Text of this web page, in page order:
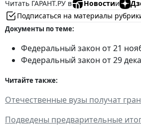
Читать ГАРАНТ.РУ в
Новостии
Подписаться на материалы
Документы по теме:
Федеральный закон от 21
Федеральный закон от 29
Читайте также:
Отечественные вузы получат
Подведены предварительные